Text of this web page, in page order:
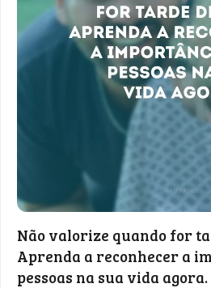
Não valorize quando for
Aprenda a reconhecer a
pessoas na sua vida agora.